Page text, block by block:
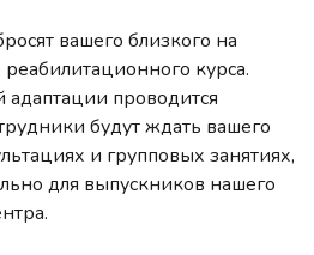
вашего близкого на
курса.
проводится
будут ждать вашего
и групповых занятиях,
для выпускников нашего